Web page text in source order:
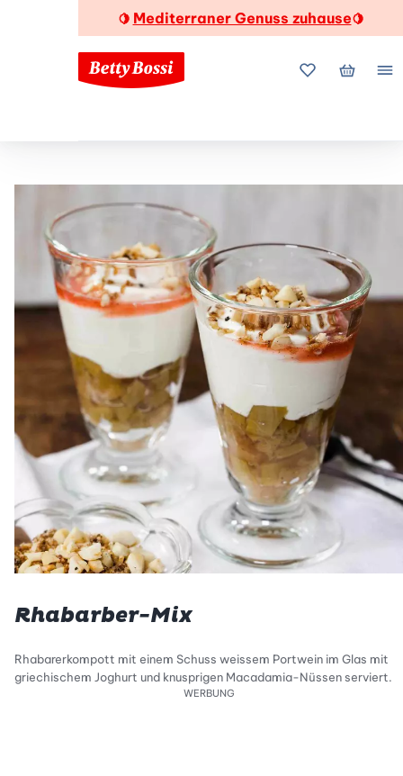
🍋 Mediterraner Genuss zuhause🍋
MeineMein
Rhabarber-Mix
Rhabarerkompott mit einem Schuss weissem Portwein im Glas mit
griechischem Joghurt und knusprigen Macadamia-Nüssen serviert.
WERBUNG